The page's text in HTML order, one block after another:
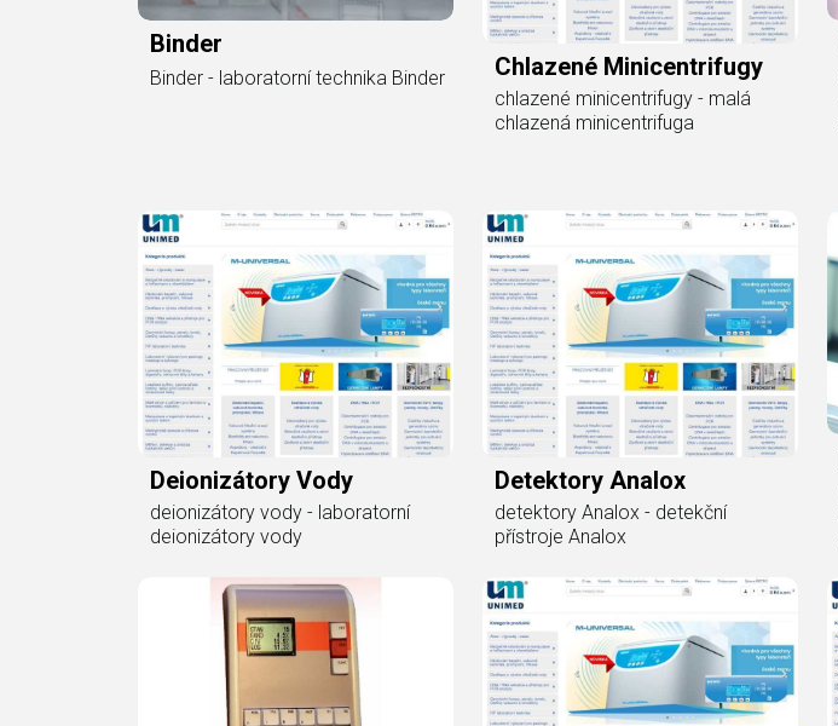
Binder
Binder - laboratorní technika Binder Chlazené Minicentrifugy
chlazené minicentrifugy - malá
chlazená minicentrifuga
Deionizátory Vody
deionizátory vody - laboratorní
deionizátory vody
Detektory Analox
detektory Analox - detekční
přístroje Analox